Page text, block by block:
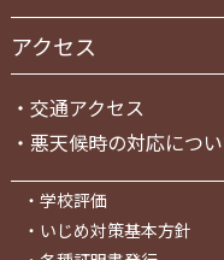
アクセス
・ 交通アクセス
・ 悪天候時の対応につ
・ 学校評価
・ いじめ対策基本方針